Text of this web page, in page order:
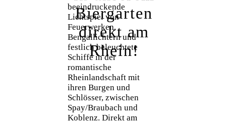
Biergarten
direkt am
Rhein!
beeindruckende
Lichtspiel von
Feuerwerken,
Bengallichtern und
festlich beleuchtete
Schiffe in der
romantische
Rheinlandschaft mit
ihren Burgen und
Schlösser, zwischen
Spay/Braubach und
Koblenz. Direkt am